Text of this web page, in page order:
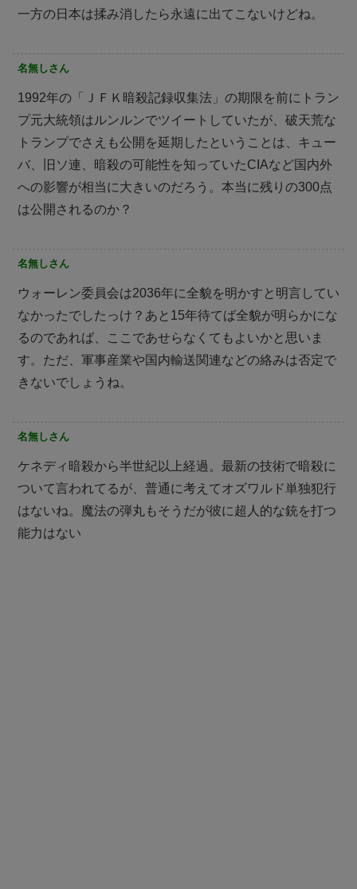
一方の日本は揉み消したら永遠に出てこないけどね。
名無しさん
1992年の「ＪＦＫ暗殺記録収集法」の期限を前にトラン
プ元大統領はルンルンでツイートしていたが、破天荒な
トランプでさえも公開を延期したということは、キュー
バ、旧ソ連、暗殺の可能性を知っていたCIAなど国内外
への影響が相当に大きいのだろう。本当に残りの300点
は公開されるのか？
名無しさん
ウォーレン委員会は2036年に全貌を明かすと明言してい
なかったでしたっけ？あと15年待てば全貌が明らかにな
るのであれば、ここであせらなくてもよいかと思いま
す。ただ、軍事産業や国内輸送関連などの絡みは否定で
きないでしょうね。
名無しさん
ケネディ暗殺から半世紀以上経過。最新の技術で暗殺に
ついて言われてるが、普通に考えてオズワルド単独犯行
はないね。魔法の弾丸もそうだが彼に超人的な銃を打つ
能力はない